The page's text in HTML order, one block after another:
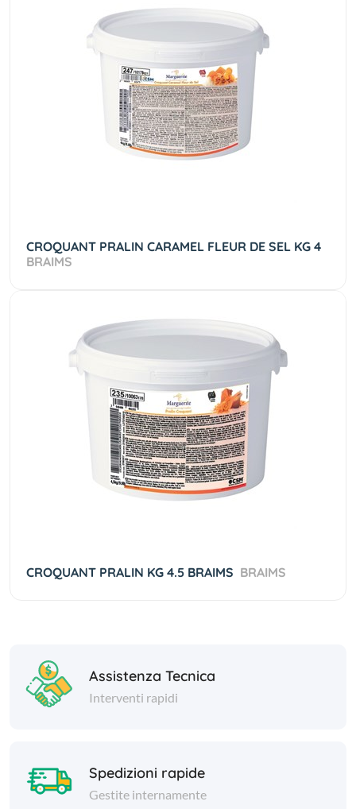
CROQUANT PRALIN CARAMEL FLEUR DE SEL KG 4
BRAIMS
CROQUANT PRALIN KG 4.5 BRAIMS BRAIMS
Assistenza Tecnica
Interventi rapidi
Spedizioni rapide
Gestite internamente